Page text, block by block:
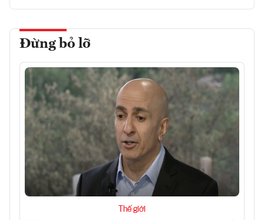
Đừng bỏ lỡ
Thế giới